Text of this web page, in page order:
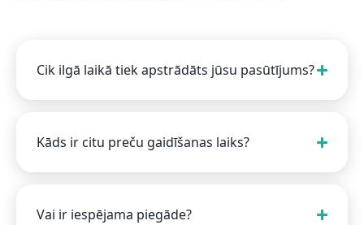
Cik ilgā laikā tiek apstrādāts jūsu pasūtījums?
Kāds ir citu preču gaidīšanas laiks?
Vai ir iespējama piegāde?